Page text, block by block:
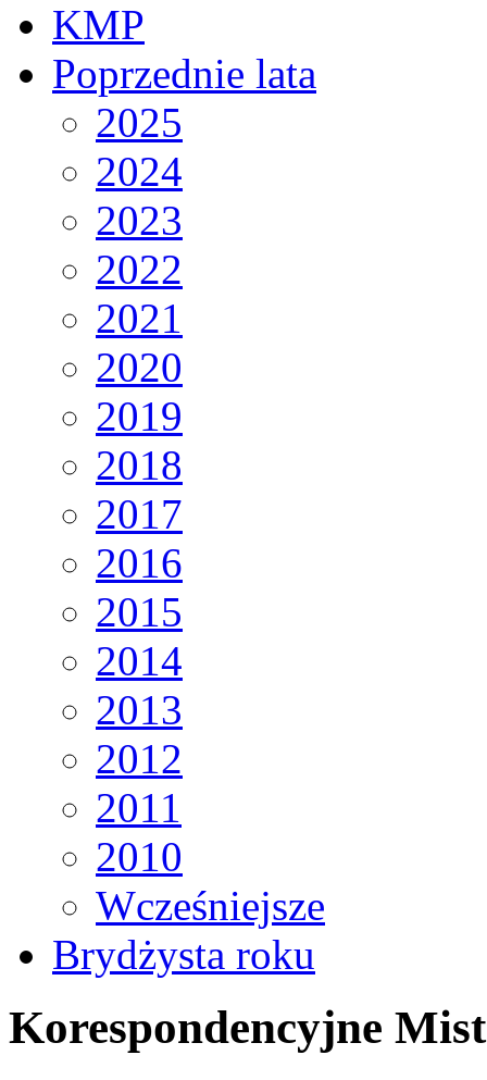
KMP
Poprzednie lata
2025
2024
2023
2022
2021
2020
2019
2018
2017
2016
2015
2014
2013
2012
2011
2010
Wcześniejsze
Brydżysta roku
Korespondencyjne